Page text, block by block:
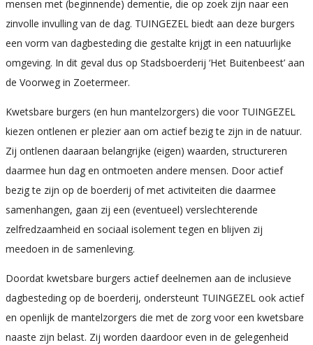
mensen met (beginnende) dementie, die op zoek zijn naar een
zinvolle invulling van de dag. TUINGEZEL biedt aan deze burgers
een vorm van dagbesteding die gestalte krijgt in een natuurlijke
omgeving. In dit geval dus op Stadsboerderij ‘Het Buitenbeest’ aan
de Voorweg in Zoetermeer.
Kwetsbare burgers (en hun mantelzorgers) die voor TUINGEZEL
kiezen ontlenen er plezier aan om actief bezig te zijn in de natuur.
Zij ontlenen daaraan belangrijke (eigen) waarden, structureren
daarmee hun dag en ontmoeten andere mensen. Door actief
bezig te zijn op de boerderij of met activiteiten die daarmee
samenhangen, gaan zij een (eventueel) verslechterende
zelfredzaamheid en sociaal isolement tegen en blijven zij
meedoen in de samenleving.
Doordat kwetsbare burgers actief deelnemen aan de inclusieve
dagbesteding op de boerderij, ondersteunt TUINGEZEL ook actief
en openlijk de mantelzorgers die met de zorg voor een kwetsbare
naaste zijn belast. Zij worden daardoor even in de gelegenheid